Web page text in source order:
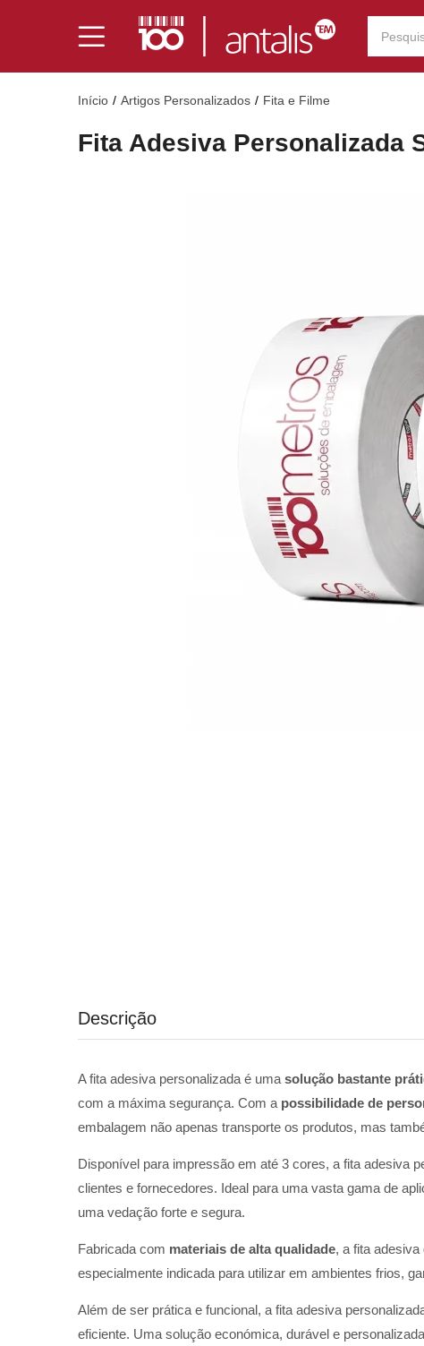
Início Artigos Personalizados Fita e Filme
Fita Adesiva Personalizada
Descrição
A fita adesiva personalizada é uma solução bastante
com a máxima segurança. Com a possibilidade de
embalagem não apenas transporte os produtos, mas
Disponível para impressão em até 3 cores, a fita adesiva
clientes e fornecedores. Ideal para uma vasta gama de
uma vedação forte e segura.
Fabricada com materiais de alta qualidade, a fita
especialmente indicada para utilizar em ambientes frios,
Além de ser prática e funcional, a fita adesiva
eficiente. Uma solução económica, durável e